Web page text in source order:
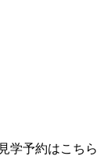
学予約はこちら